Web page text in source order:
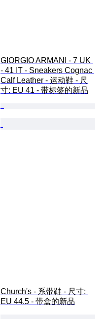
GIORGIO ARMANI - 7 UK
- 41 IT - Sneakers Cognac
Calf Leather - 运动鞋 - 尺
寸: EU 41 - 带标签的新品
Church's - 系带鞋 - 尺寸:
EU 44.5 - 带盒的新品